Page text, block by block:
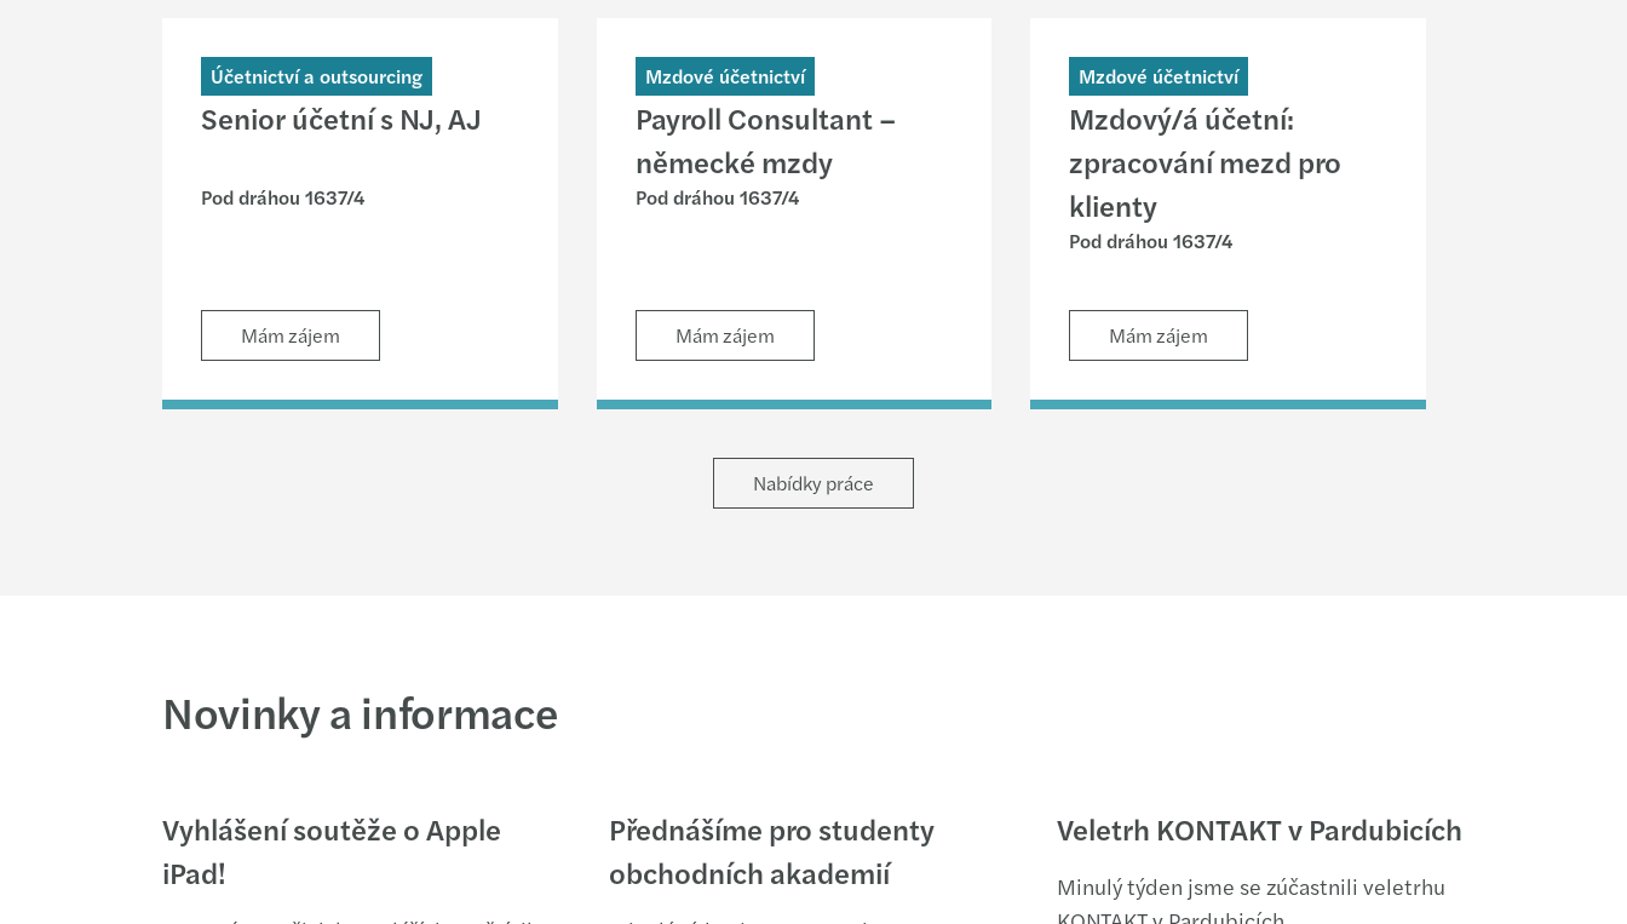
Účetnictví a outsourcing
Senior účetní s NJ, AJ
Pod dráhou 1637/4
Mám zájem
Mzdové účetnictví
Payroll Consultant –
německé mzdy
Pod dráhou 1637/4
Mám zájem
Mzdové účetnictví
Mzdový/á účetní:
zpracování mezd pro
klienty
Pod dráhou 1637/4
Mám zájem
Nabídky práce
Novinky a informace
Vyhlášení soutěže o Apple
iPad!
Přednášíme pro studenty
obchodních akademií
Veletrh KONTAKT v Pardubicích
Minulý týden jsme se zúčastnili veletrhu